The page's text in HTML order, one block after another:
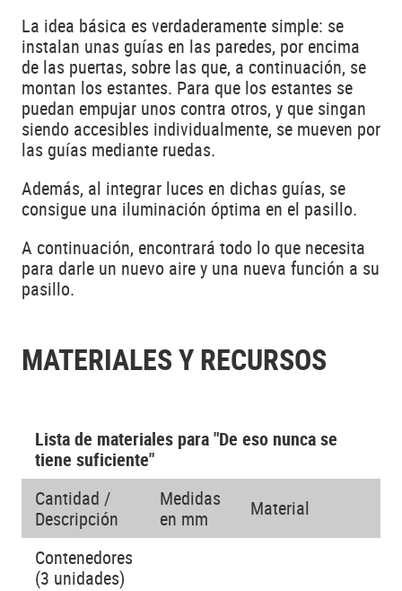
La idea básica es verdaderamente simple: se
instalan unas guías en las paredes, por encima
de las puertas, sobre las que, a continuación, se
montan los estantes. Para que los estantes se
puedan empujar unos contra otros, y que singan
siendo accesibles individualmente, se mueven por
las guías mediante ruedas.
Además, al integrar luces en dichas guías, se
consigue una iluminación óptima en el pasillo.
A continuación, encontrará todo lo que necesita
para darle un nuevo aire y una nueva función a su
pasillo.
MATERIALES Y RECURSOS
Lista de materiales para "De eso nunca se
tiene suficiente"
Cantidad /
Descripción
Medidas
en mm
Material
Contenedores
(3 unidades)